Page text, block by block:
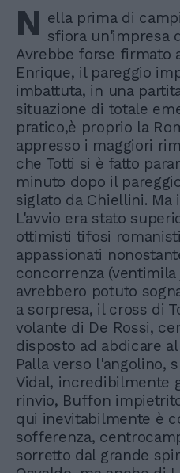
N ella prima di
sfiora un'impresa
Avrebbe forse firmato
Enrique, il pareggio
imbattuta, in una
situazione di totale
pratico,è proprio la
appresso i maggiori
che Totti si è fatto
minuto dopo il
siglato da Chiellini.
L'avvio era stato
ottimisti tifosi
appassionati
concorrenza
avrebbero potuto
a sorpresa, il cross di
volante di De Rossi,
disposto ad abdicare
Palla verso l'angolino,
Vidal, incredibilmente
rinvio, Buffon
qui inevitabilmente è
sofferenza,
sorretto dal grande